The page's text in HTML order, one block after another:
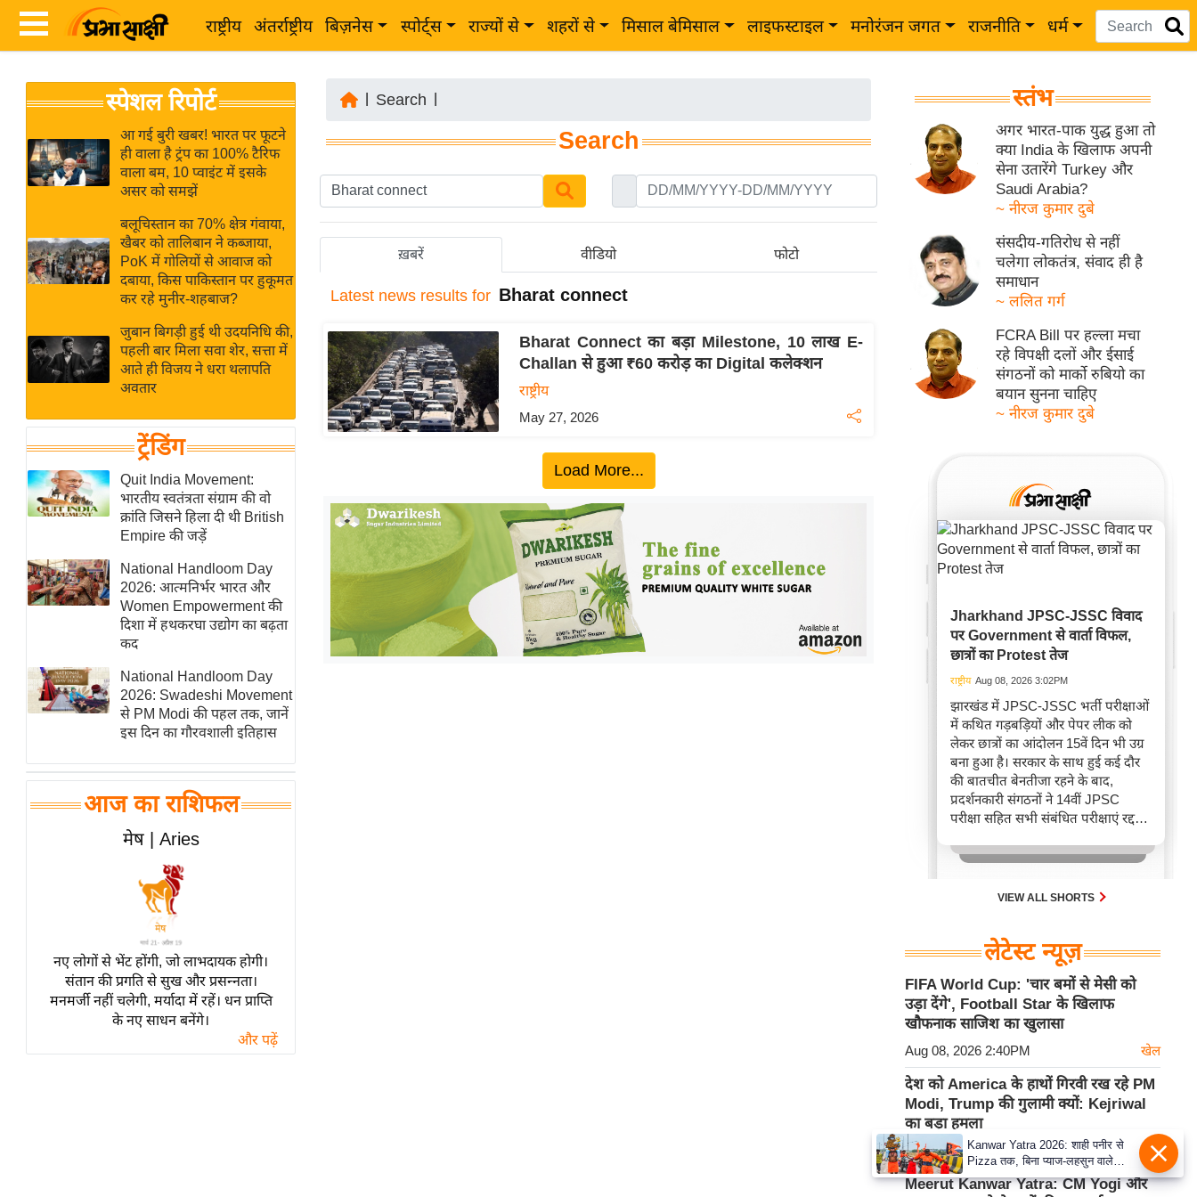
राष्ट्रीय अंतर्राष्ट्रीय बिज़नेस स्पोर्ट्स राज्यों से शहरों से मिसाल बेमिसाल लाइफस्टाइल मनोरंजन जगत राजनीति धर्म
News
Hindi
Live
News in
Hindi
News
Hindi
Videos
ख
ब
र
अंतर्राष्ट्रीय
बिज़नेस
विशेषज्ञ
राय
खेल
क्रिकेट
IPL
2026
ई-पेपर
मिसाल बेमिसाल
शख्सियत
यंग इंडिया
साहित्य जगत
ऑटो वर्ल्ड
न्यूज ब्रीफ
बॉलीवुड
हॉलीवुड
फिल्म समीक्षा
लाइफस्टाइल
टेक्नॉलॉजी
ब्यूटी/फैशन
घरेलू नुस्खे
पर्यटन स्थल
फिटनेस मंत्रा
स्पेशल रिपोर्ट
आ गई बुरी खबर! भारत पर फूटने
ही वाला है ट्रंप का 100% टैरिफ
वाला बम, 10 प्वाइंट में इसके
असर को समझें
बलूचिस्तान का 70% क्षेत्र गंवाया,
खैबर को तालिबान ने कब्जाया,
PoK में गोलियों से आवाज को
दबाया, किस पाकिस्तान पर हुकूमत
कर रहे मुनीर-शहबाज?
जुबान बिगड़ी हुई थी उदयनिधि की,
पहली बार मिला सवा शेर, सत्ता में
आते ही विजय ने धरा थलापति
अवतार
ट्रेंडिंग
Quit India Movement:
भारतीय स्वतंत्रता संग्राम की वो
क्रांति जिसने हिला दी थी British
Empire की जड़ें
National Handloom Day
2026: आत्मनिर्भर भारत और
Women Empowerment की
दिशा में हथकरघा उद्योग का बढ़ता
कद
National Handloom Day
2026: Swadeshi Movement
से PM Modi की पहल तक, जानें
इस दिन का गौरवशाली इतिहास
आज का राशिफल
मेष | Aries
नए लोगों से भेंट होंगी, जो लाभदायक होगी।
संतान की प्रगति से सुख और प्रसन्नता।
मनमर्जी नहीं चलेगी, मर्यादा में रहें। धन प्राप्ति
के नए साधन बनेंगे।
और पढ़ें
Search
Search
ख़बरें वीडियो फोटो
Latest news results for Bharat connect
Bharat Connect का बड़ा Milestone, 10 लाख E-
Challan से हुआ ₹60 करोड़ का Digital कलेक्शन
राष्ट्रीय
May 27, 2026
Load More...
स्तंभ
अगर भारत-पाक युद्ध हुआ तो
क्या India के खिलाफ अपनी
सेना उतारेंगे Turkey और
Saudi Arabia?
~ नीरज कुमार दुबे
संसदीय-गतिरोध से नहीं
चलेगा लोकतंत्र, संवाद ही है
समाधान
~ ललित गर्ग
FCRA Bill पर हल्ला मचा
रहे विपक्षी दलों और ईसाई
संगठनों को मार्को रुबियो का
बयान सुनना चाहिए
~ नीरज कुमार दुबे
Jharkhand JPSC-JSSC विवाद
पर Government से वार्ता विफल,
छात्रों का Protest तेज
राष्ट्रीय Aug 08, 2026 3:02PM
झारखंड में JPSC-JSSC भर्ती परीक्षाओं
में कथित गड़बड़ियों और पेपर लीक को
लेकर छात्रों का आंदोलन 15वें दिन भी उग्र
बना हुआ है। सरकार के साथ हुई कई दौर
की बातचीत बेनतीजा रहने के बाद,
प्रदर्शनकारी संगठनों ने 14वीं JPSC
परीक्षा सहित सभी संबंधित परीक्षाएं रद्द
करने का संकल्प लिया है, जिससे राज्य में
VIEW ALL SHORTS
लेटेस्ट न्यूज़
FIFA World Cup: 'चार बमों से मेसी को
उड़ा देंगे', Football Star के खिलाफ
खौफनाक साजिश का खुलासा
Aug 08, 2026 2:40PM खेल
देश को America के हाथों गिरवी रख रहे PM
Modi, Trump की गुलामी क्यों: Kejriwal
का बड़ा हमला
Aug 08, 2026 2:21PM राष्ट्रीय
Meerut Kanwar Yatra: CM Yogi और
Kanwar Yatra 2026: शाही पनीर से
Pizza तक, बिना प्याज-लहसुन वाले
Modern Menu का बढ़ा क्रेज